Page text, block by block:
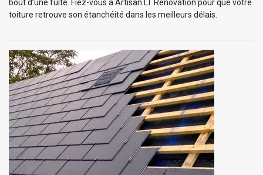
bout d’une fuite. Fiez-vous à Artisan LT Rénovation pour que votre
toiture retrouve son étanchéité dans les meilleurs délais.